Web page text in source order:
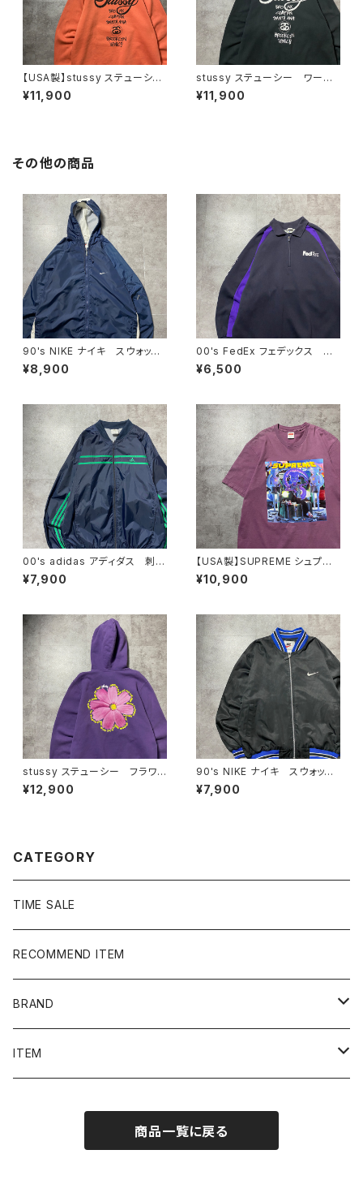
【USA製】stussy ステューシ
ー ワールドツアー バックプリ
ント オレンジ スウェット パ
¥11,900
stussy ステューシー ワール
ドツアー バックプリント フル
ジップ パーカー スウェット
¥11,900
その他の商品
90's NIKE ナイキ スウォッシ
ュ 両面刺繍 ネイビー フー
ド ナイロンジャケット
¥8,900
00's FedEx フェデックス ハ
ーフジップ ワンポイント プリ
ント スウェット トレーナー
¥6,500
00's adidas アディダス 刺繍
ワンポイント パフォーマンスロ
ゴ ノーカラー ネイビー ナ
¥7,900
【USA製】SUPREME シュプリ
ーム サイケデリック アートグ
ラフィック プリント パープ
¥10,900
stussy ステューシー フラワ
ー グラフィック バックプリン
ト パープル スウェット パー
¥12,900
90's NIKE ナイキ スウォッシ
ュ 刺繍ワンポイント バック刺
繍 ラインリブ ブラック×ネイ
¥7,900
CATEGORY
TIME SALE
RECOMMEND ITEM
BRAND
NIKE
ITEM
商品一覧に戻る